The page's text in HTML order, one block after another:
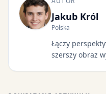
Jakub Król
Polska
Łączy
szerszy obraz